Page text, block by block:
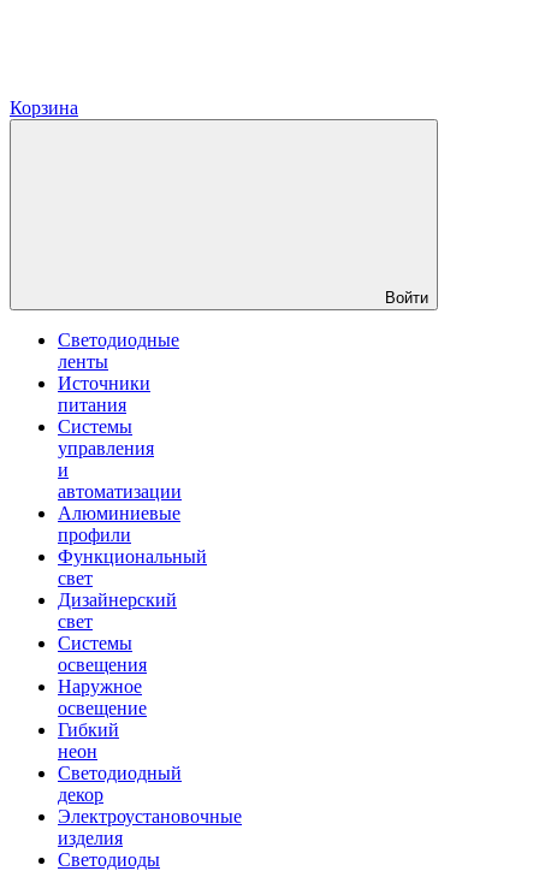
Корзина
Войти
Светодиодные
ленты
Источники
питания
Системы
управления
и
автоматизации
Алюминиевые
профили
Функциональный
свет
Дизайнерский
свет
Системы
освещения
Наружное
освещение
Гибкий
неон
Светодиодный
декор
Электроустановочные
изделия
Светодиоды